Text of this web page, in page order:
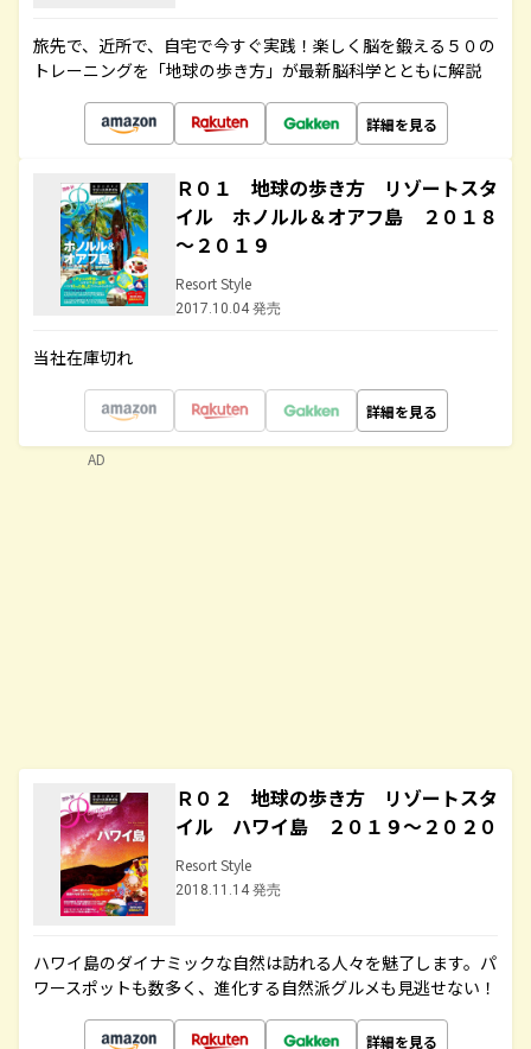
旅先で、近所で、自宅で今すぐ実践！楽しく脳を鍛える５０の
トレーニングを「地球の歩き方」が最新脳科学とともに解説
詳細を見る
Ｒ０１ 地球の歩き方 リゾートスタ
イル ホノルル＆オアフ島 ２０１８
～２０１９
Resort Style
2017.10.04 発売
当社在庫切れ
詳細を見る
Ｒ０２ 地球の歩き方 リゾートスタ
イル ハワイ島 ２０１９～２０２０
Resort Style
2018.11.14 発売
ハワイ島のダイナミックな自然は訪れる人々を魅了します。パ
ワースポットも数多く、進化する自然派グルメも見逃せない！
詳細を見る
AD